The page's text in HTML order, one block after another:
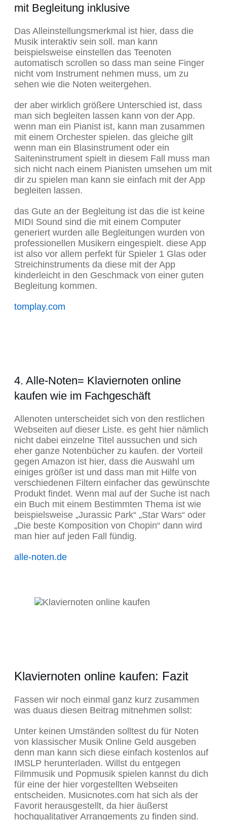
mit Begleitung inklusive
Das Alleinstellungsmerkmal ist hier, dass die
Musik interaktiv sein soll. man kann
beispielsweise einstellen das Teenoten
automatisch scrollen so dass man seine Finger
nicht vom Instrument nehmen muss, um zu
sehen wie die Noten weitergehen.
der aber wirklich größere Unterschied ist, dass
man sich begleiten lassen kann von der App.
wenn man ein Pianist ist, kann man zusammen
mit einem Orchester spielen. das gleiche gilt
wenn man ein Blasinstrument oder ein
Saiteninstrument spielt in diesem Fall muss man
sich nicht nach einem Pianisten umsehen um mit
dir zu spielen man kann sie einfach mit der App
begleiten lassen.
das Gute an der Begleitung ist das die ist keine
MIDI Sound sind die mit einem Computer
generiert wurden alle Begleitungen wurden von
professionellen Musikern eingespielt. diese App
ist also vor allem perfekt für Spieler 1 Glas oder
Streichinstruments da diese mit der App
kinderleicht in den Geschmack von einer guten
Begleitung kommen.
tomplay.com
4. Alle-Noten= Klaviernoten online
kaufen wie im Fachgeschäft
Allenoten unterscheidet sich von den restlichen
Webseiten auf dieser Liste. es geht hier nämlich
nicht dabei einzelne Titel aussuchen und sich
eher ganze Notenbücher zu kaufen. der Vorteil
gegen Amazon ist hier, dass die Auswahl um
einiges größer ist und dass man mit Hilfe von
verschiedenen Filtern einfacher das gewünschte
Produkt findet. Wenn mal auf der Suche ist nach
ein Buch mit einem Bestimmten Thema ist wie
beispielsweise „Jurassic Park“ „Star Wars“ oder
„Die beste Komposition von Chopin“ dann wird
man hier auf jeden Fall fündig.
alle-noten.de
Klaviernoten online kaufen: Fazit
Fassen wir noch einmal ganz kurz zusammen
was duaus diesen Beitrag mitnehmen sollst:
Unter keinen Umständen solltest du für Noten
von klassischer Musik Online Geld ausgeben
denn man kann sich diese einfach kostenlos auf
IMSLP herunterladen. Willst du entgegen
Filmmusik und Popmusik spielen kannst du dich
für eine der hier vorgestellten Webseiten
entscheiden. Musicnotes.com hat sich als der
Favorit herausgestellt, da hier äußerst
hochqualitativer Arrangements zu finden sind.